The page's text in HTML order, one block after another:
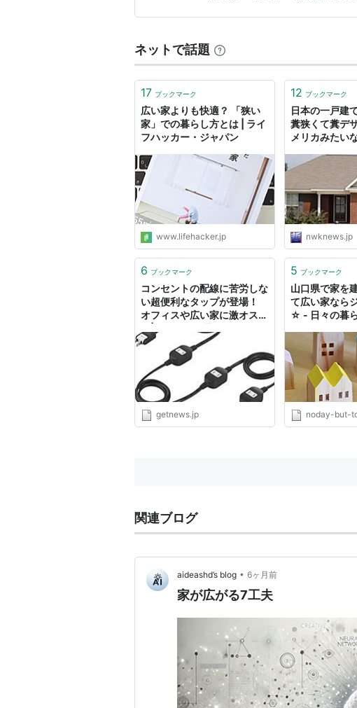
は、家は物理的に広くしなくても、広
ネットで話題
17 ブックマーク
広い家よりも快適？ 「狭い
家」での暮らし方とは | ライ
フハッカー・ジャパン
www.lifehacker.jp
12 ブックマーク
日本の一戸建
糞狭くて糞デ
メリカみたい
nwknews.jp
6 ブックマーク
コンセントの配線に苦労しな
い超便利なタップが登場！
オフィスや広い家に激オスス
getnews.jp
5 ブックマーク
山口県で家を
て広い家なら
☆ - 日々の暮
noday-but-
関連ブログ
aideashd’s blog • 6ヶ月前
家が広がる7工夫